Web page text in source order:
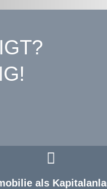
als